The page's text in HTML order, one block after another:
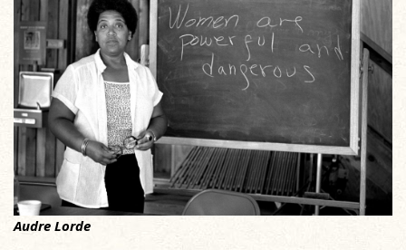
Audre Lorde